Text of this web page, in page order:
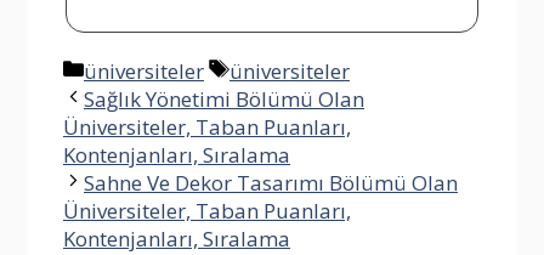
Kategoriler
üniversiteler Etiketler
üniversiteler
Sağlık Yönetimi Bölümü Olan
Üniversiteler, Taban Puanları,
Kontenjanları, Sıralama
Sahne Ve Dekor Tasarımı Bölümü Olan
Üniversiteler, Taban Puanları,
Kontenjanları, Sıralama